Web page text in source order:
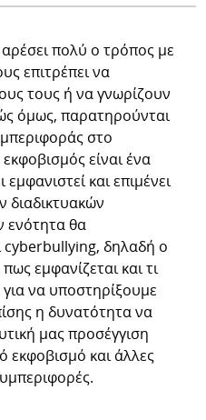
πολύ ο τρόπος με
επιτρέπει να
τους ή να γνωρίζουν
όμως, παρατηρούνται
στο
είναι ένα
και επιμένει
ενότητα θα
cyberbullying, δηλαδή o
εμφανίζεται και τι
να υποστηρίξουμε
η δυνατότητα να
μας προσέγγιση
εκφοβισμό και άλλες